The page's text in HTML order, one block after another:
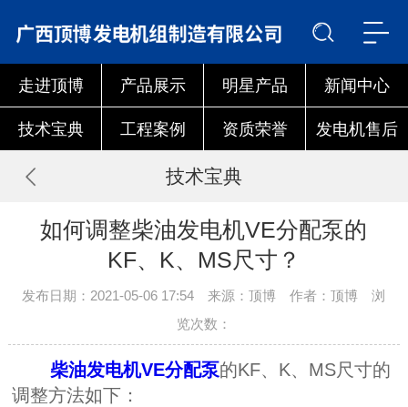
走进顶博 产品展示 明星产品 新闻中心
技术宝典 工程案例 资质荣誉 发电机售后
技术宝典
如何调整柴油发电机VE分配泵的
KF、K、MS尺寸？
发布日期：2021-05-06 17:54 来源：顶博 作者：顶博 浏
览次数：
柴油发电机VE分配泵的KF、K、MS尺寸的
调整方法如下：